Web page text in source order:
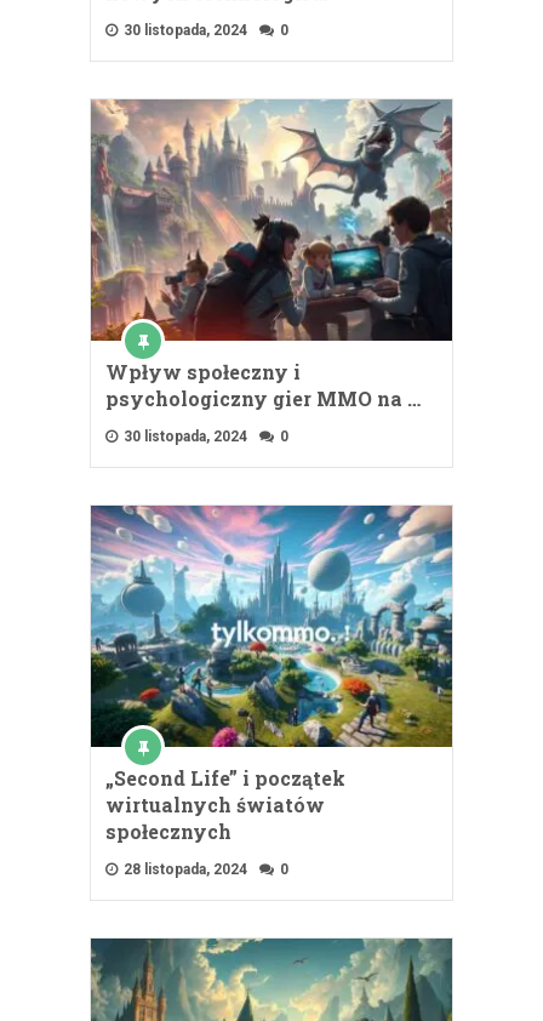
30 listopada, 2024 0
Wpływ społeczny i
psychologiczny gier MMO na …
30 listopada, 2024 0
„Second Life” i początek
wirtualnych światów
społecznych
28 listopada, 2024 0